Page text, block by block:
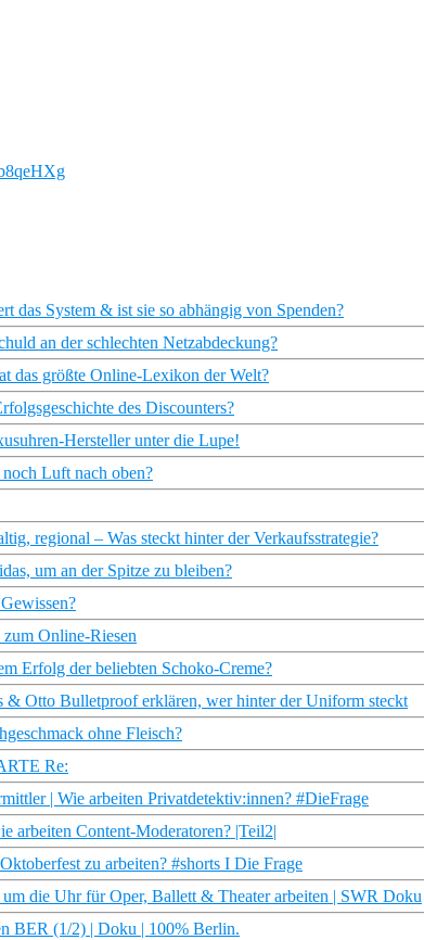
das System & ist sie so abhängig von Spenden?
an der schlechten Netzabdeckung?
das größte Online-Lexikon der Welt?
des Discounters?
Hersteller unter die Lupe!
Luft nach oben?
regional – Was steckt hinter der Verkaufsstrategie?
um an der Spitze zu bleiben?
Online-Riesen
Erfolg der beliebten Schoko-Creme?
& Otto Bulletproof erklären, wer hinter der Uniform steckt
ohne Fleisch?
Re:
| Wie arbeiten Privatdetektiv:innen? #DieFrage
arbeiten Content-Moderatoren? |Teil2|
zu arbeiten? #shorts I Die Frage
die Uhr für Oper, Ballett & Theater arbeiten | SWR Doku
BER (1/2) | Doku | 100% Berlin.